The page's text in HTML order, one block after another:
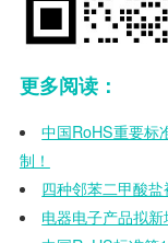
更多阅读：
中国RoHS重要标
制！
四种邻苯二甲酸
电器电子产品拟